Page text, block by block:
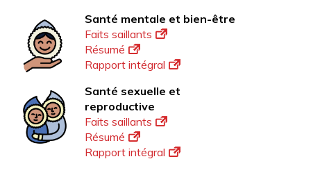
Santé mentale et bien-être
Faits saillants
Résumé
Rapport intégral
Santé sexuelle et
reproductive
Faits saillants
Résumé
Rapport intégral